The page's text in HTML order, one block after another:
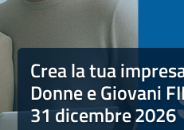
Crea la tua impresa -
Crea la tua
Donne e Giovani
31 dicembre2026